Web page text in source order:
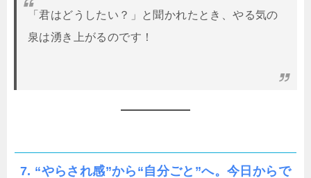
「君はどうしたい？」と聞かれたとき、やる気の
泉は湧き上がるのです！
7. “やらされ感”から“自分ごと”へ。今日からで